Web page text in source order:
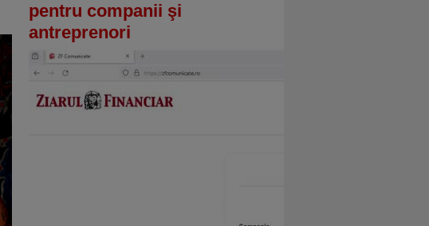
pentru companii şi
antreprenori